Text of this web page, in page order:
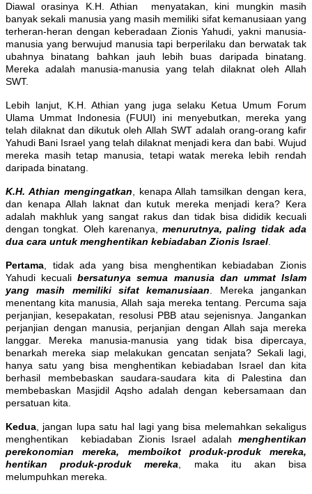
Diawal orasinya K.H. Athian menyatakan, kini mungkin masih
banyak sekali manusia yang masih memiliki sifat kemanusiaan yang
terheran-heran dengan keberadaan Zionis Yahudi, yakni manusia-
manusia yang berwujud manusia tapi berperilaku dan berwatak tak
ubahnya binatang bahkan jauh lebih buas daripada binatang.
Mereka adalah manusia-manusia yang telah dilaknat oleh Allah
SWT.
Lebih lanjut, K.H. Athian yang juga selaku Ketua Umum Forum
Ulama Ummat Indonesia (FUUI) ini menyebutkan, mereka yang
telah dilaknat dan dikutuk oleh Allah SWT adalah orang-orang kafir
Yahudi Bani Israel yang telah dilaknat menjadi kera dan babi. Wujud
mereka masih tetap manusia, tetapi watak mereka lebih rendah
daripada binatang.
K.H. Athian mengingatkan, kenapa Allah tamsilkan dengan kera,
dan kenapa Allah laknat dan kutuk mereka menjadi kera? Kera
adalah makhluk yang sangat rakus dan tidak bisa dididik kecuali
dengan tongkat. Oleh karenanya,menurutnya, paling tidak ada
dua cara untuk menghentikan kebiadaban Zionis Israel.
Pertama, tidak ada yang bisa menghentikan kebiadaban Zionis
Yahudi kecualibersatunya semua manusia dan ummat Islam
yang masih memiliki sifat kemanusiaan. Mereka jangankan
menentang kita manusia, Allah saja mereka tentang. Percuma saja
perjanjian, kesepakatan, resolusi PBB atau sejenisnya. Jangankan
perjanjian dengan manusia, perjanjian dengan Allah saja mereka
langgar. Mereka manusia-manusia yang tidak bisa dipercaya,
benarkah mereka siap melakukan gencatan senjata? Sekali lagi,
hanya satu yang bisa menghentikan kebiadaban Israel dan kita
berhasil membebaskan saudara-saudara kita di Palestina dan
membebaskan Masjidil Aqsho adalah dengan kebersamaan dan
persatuan kita.
Kedua, jangan lupa satu hal lagi yang bisa melemahkan sekaligus
menghentikan kebiadaban Zionis Israel adalah menghentikan
perekonomian mereka, memboikot produk-produk mereka,
hentikan produk-produk mereka, maka itu akan bisa
melumpuhkan mereka.